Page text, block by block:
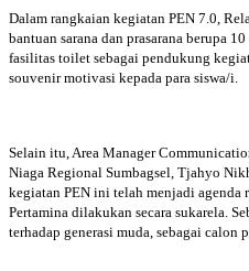
Dalam rangkaian kegiatan PEN 7.0,
bantuan sarana dan prasarana berupa
fasilitas toilet sebagai pendukung
souvenir motivasi kepada para siswa/i.
Selain itu, Area Manager
Niaga Regional Sumbagsel, Tjahyo
kegiatan PEN ini telah menjadi agenda
Pertamina dilakukan secara sukarela.
terhadap generasi muda, sebagai calon